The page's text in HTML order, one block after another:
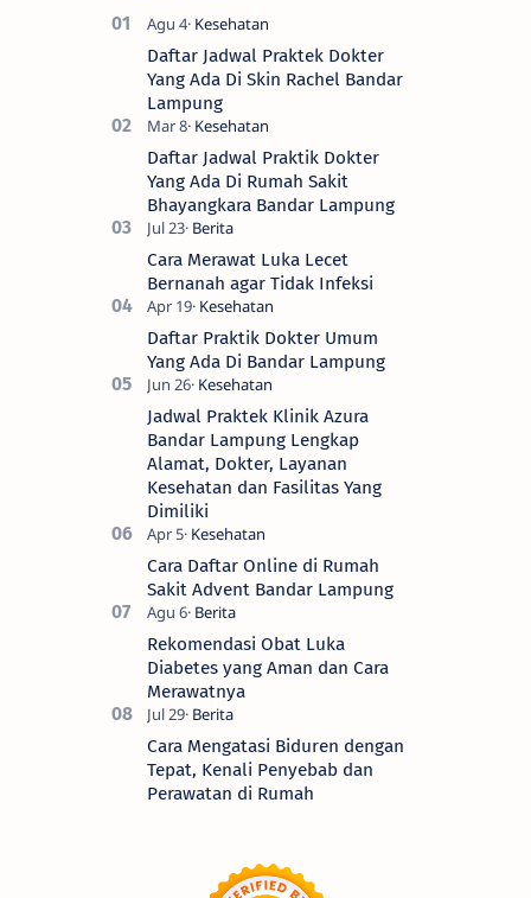
Daftar Jadwal Praktek Dokter
Yang Ada Di Skin Rachel Bandar
Lampung
Daftar Jadwal Praktik Dokter
Yang Ada Di Rumah Sakit
Bhayangkara Bandar Lampung
Cara Merawat Luka Lecet
Bernanah agar Tidak Infeksi
Daftar Praktik Dokter Umum
Yang Ada Di Bandar Lampung
Jadwal Praktek Klinik Azura
Bandar Lampung Lengkap
Alamat, Dokter, Layanan
Kesehatan dan Fasilitas Yang
Dimiliki
Cara Daftar Online di Rumah
Sakit Advent Bandar Lampung
Rekomendasi Obat Luka
Diabetes yang Aman dan Cara
Merawatnya
Cara Mengatasi Biduren dengan
Tepat, Kenali Penyebab dan
Perawatan di Rumah